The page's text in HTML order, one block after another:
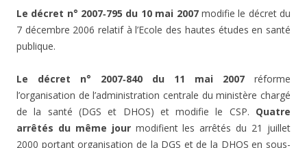
Le décret n° 2007‑795 du 10 mai 2007modifie le décret du
7 décembre 2006 relatif à l’Ecole des hautes études en santé
publique.
Le décret n° 2007‑840 du 11 mai 2007 réforme
l’organisation de l’administration centrale du ministère chargé
de la santé (DGS et DHOS) et modifie le CSP. Quatre
arrêtés du même jourmodifient les arrêtés du 21 juillet
2000 portant organisation de la DGS et de la DHOS en sous-